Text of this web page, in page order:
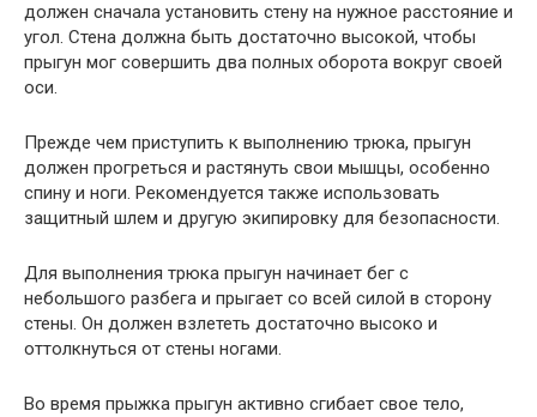
должен сначала установить стену на нужное расстояние и
угол. Стена должна быть достаточно высокой, чтобы
прыгун мог совершить два полных оборота вокруг своей
оси.
Прежде чем приступить к выполнению трюка, прыгун
должен прогреться и растянуть свои мышцы, особенно
спину и ноги. Рекомендуется также использовать
защитный шлем и другую экипировку для безопасности.
Для выполнения трюка прыгун начинает бег с
небольшого разбега и прыгает со всей силой в сторону
стены. Он должен взлететь достаточно высоко и
оттолкнуться от стены ногами.
Во время прыжка прыгун активно сгибает свое тело,